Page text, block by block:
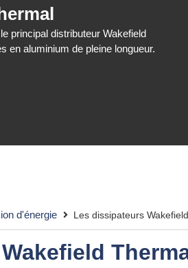
principal distributeur Wakefield
en aluminium de pleine longueur.
d'énergie Les dissipateurs